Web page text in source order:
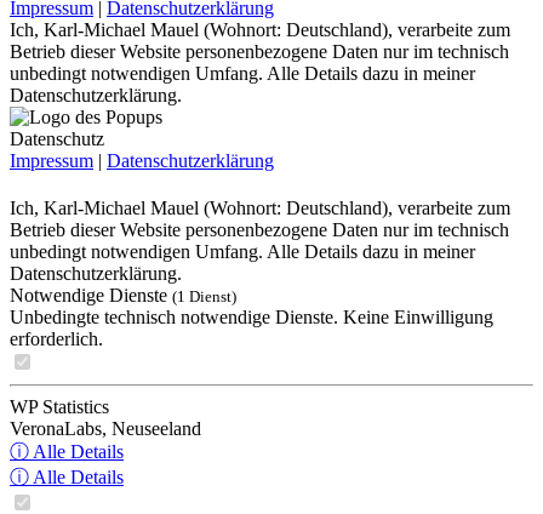
Impressum | Datenschutzerklärung
Ich, Karl-Michael Mauel (Wohnort: Deutschland), verarbeite zum
Betrieb dieser Website personenbezogene Daten nur im technisch
unbedingt notwendigen Umfang. Alle Details dazu in meiner
Datenschutzerklärung.
Datenschutz
Impressum | Datenschutzerklärung
Ich, Karl-Michael Mauel (Wohnort: Deutschland), verarbeite zum
Betrieb dieser Website personenbezogene Daten nur im technisch
unbedingt notwendigen Umfang. Alle Details dazu in meiner
Datenschutzerklärung.
Notwendige Dienste (1 Dienst)
Unbedingte technisch notwendige Dienste. Keine Einwilligung
erforderlich.
WP Statistics
VeronaLabs, Neuseeland
ⓘ Alle Details
ⓘ Alle Details